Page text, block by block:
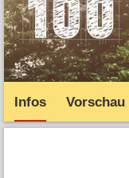
Infos Vorschau